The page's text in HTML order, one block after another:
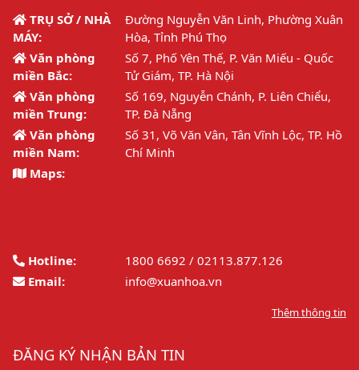
TRỤ SỞ / NHÀ
MÁY:
Đường Nguyễn Văn Linh, Phường Xuân
Hòa, Tỉnh Phú Thọ
Văn phòng
miền Bắc:
Số 7, Phố Yên Thế, P. Văn Miếu - Quốc
Tử Giám, TP. Hà Nội
Văn phòng
miền Trung:
Số 169, Nguyễn Chánh, P. Liên Chiểu,
TP. Đà Nẵng
Văn phòng
miền Nam:
Số 31, Võ Văn Vân, Tân Vĩnh Lộc, TP. Hồ
Chí Minh
Maps:
Hotline:
1800 6692 / 02113.877.126
Email:
info@xuanhoa.vn
Thêm thông tin
ĐĂNG KÝ NHẬN BẢN TIN